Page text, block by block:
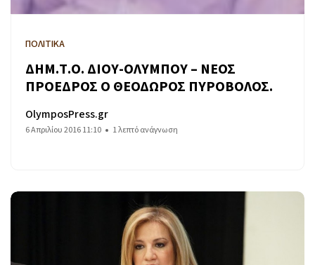
ΠΟΛΙΤΙΚΑ
ΔΗΜ.Τ.Ο. ΔΙΟΥ-ΟΛΥΜΠΟΥ – ΝΕΟΣ
ΠΡΟΕΔΡΟΣ Ο ΘΕΟΔΩΡΟΣ ΠΥΡΟΒΟΛΟΣ.
OlymposPress.gr
6 Απριλίου 2016 11:10 1 λεπτό ανάγνωση